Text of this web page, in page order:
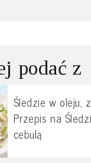
podać z
Śledzie w oleju,
Przepis na
cebulą